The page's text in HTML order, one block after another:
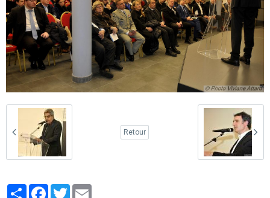
Retour
PartagerFacebook
Twitter